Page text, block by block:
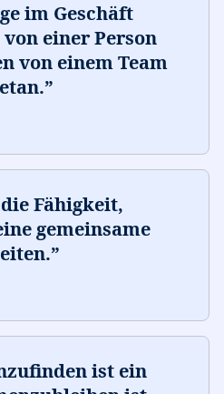
im Geschäft
einer Person
von einem Team
”
Fähigkeit,
gemeinsame
”
ist ein